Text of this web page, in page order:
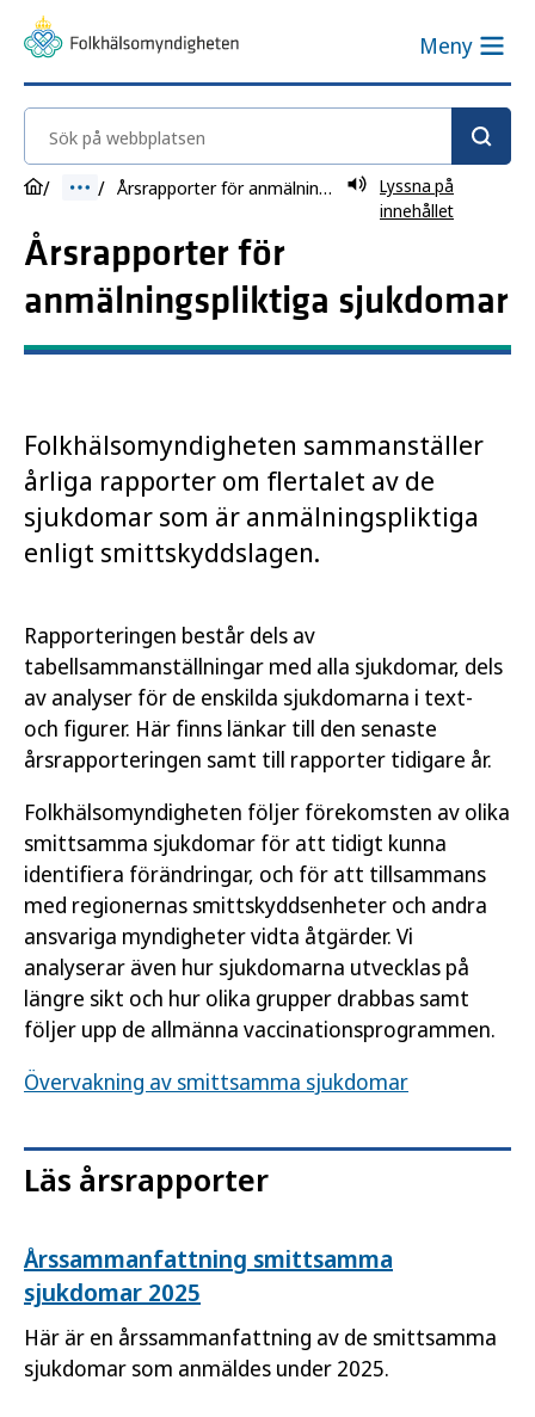
Meny
Sök på webbplatsen
Årsrapporter för anmälningspliktiga sjukdomar
Lyssna på
innehållet
Årsrapporter för
anmälningspliktiga sjukdomar
Folkhälsomyndigheten sammanställer
årliga rapporter om flertalet av de
sjukdomar som är anmälningspliktiga
enligt smittskyddslagen.
Rapporteringen består dels av
tabellsammanställningar med alla sjukdomar, dels
av analyser för de enskilda sjukdomarna i text-
och figurer. Här finns länkar till den senaste
årsrapporteringen samt till rapporter tidigare år.
Folkhälsomyndigheten följer förekomsten av olika
smittsamma sjukdomar för att tidigt kunna
identifiera förändringar, och för att tillsammans
med regionernas smittskyddsenheter och andra
ansvariga myndigheter vidta åtgärder. Vi
analyserar även hur sjukdomarna utvecklas på
längre sikt och hur olika grupper drabbas samt
följer upp de allmänna vaccinationsprogrammen.
Övervakning av smittsamma sjukdomar
Läs årsrapporter
Årssammanfattning smittsamma
sjukdomar 2025
Här är en årssammanfattning av de smittsamma
sjukdomar som anmäldes under 2025.